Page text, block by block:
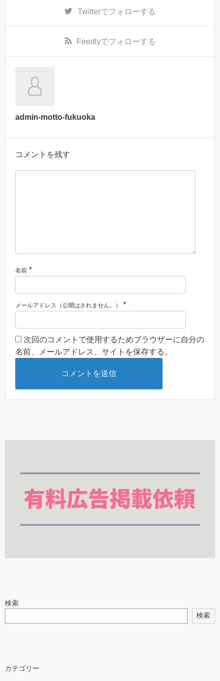
Twitterでフォローする
Feedlyでフォローする
admin-motto-fukuoka
コメントを残す
名前 *
メールアドレス（公開はされません。） *
次回のコメントで使用するためブラウザーに自分の
名前、メールアドレス、サイトを保存する。
検索
検索
カテゴリー